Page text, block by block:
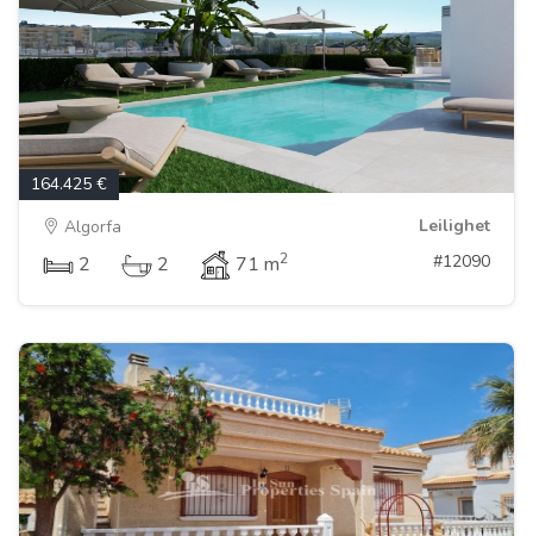
164.425 €
Algorfa
Leilighet
2 2 71 m2 #12090